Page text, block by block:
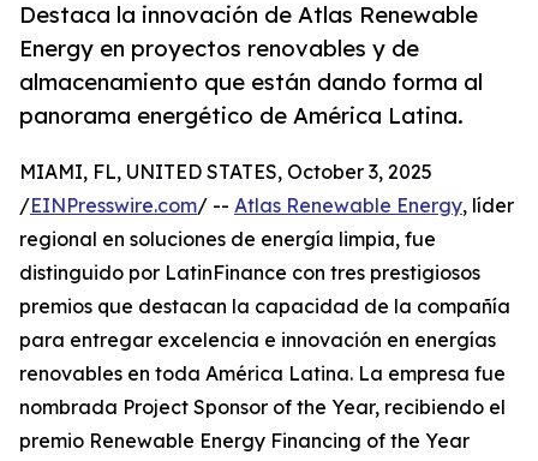
Destaca la innovación de Atlas Renewable
Energy en proyectos renovables y de
almacenamiento que están dando forma al
panorama energético de América Latina.
MIAMI, FL, UNITED STATES, October 3, 2025
/EINPresswire.com/ -- Atlas Renewable Energy, líder
regional en soluciones de energía limpia, fue
distinguido por LatinFinance con tres prestigiosos
premios que destacan la capacidad de la compañía
para entregar excelencia e innovación en energías
renovables en toda América Latina. La empresa fue
nombrada Project Sponsor of the Year, recibiendo el
premio Renewable Energy Financing of the Year